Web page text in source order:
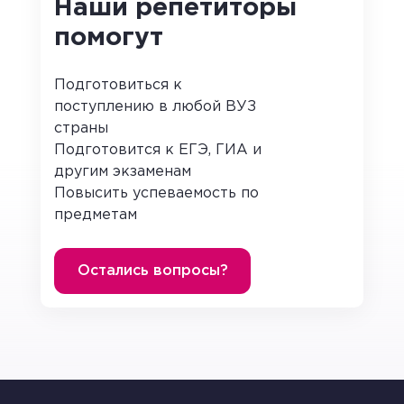
12-10-=2;
7-10=-3
16-10=6 – это отклонения членов ряда.
(-6)+(-2)+2+(-3)+6+3=0 сумма отклонений равна
Данный показатель не может характеризовать
разброс чисел, так как для любого ряда он будет
равен нулю.
Другой статистический показатель – дисперсия.
Дисперсия ряда чисел – среднее
Наши репетиторы
помогут
Подготовиться к
поступлению в любой ВУЗ
страны
Подготовится к ЕГЭ, ГИА и
другим экзаменам
Повысить успеваемость по
предметам
Остались вопросы?